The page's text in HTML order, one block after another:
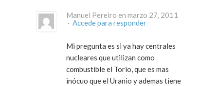
Manuel Pereiro en marzo 27, 2011
· Accede para responder
Mi pregunta es si ya hay centrales
nucleares que utilizan como
combustible el Torio, que es mas
inócuo que el Uranio y ademas tiene